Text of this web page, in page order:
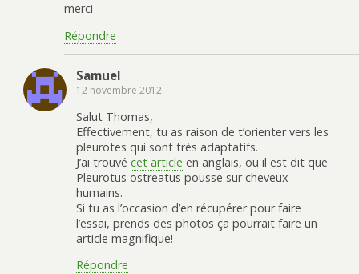
merci
Répondre
Samuel
12 novembre 2012
Salut Thomas,
Effectivement, tu as raison de t’orienter vers les
pleurotes qui sont très adaptatifs.
J’ai trouvé cet article en anglais, ou il est dit que
Pleurotus ostreatus pousse sur cheveux
humains.
Si tu as l’occasion d’en récupérer pour faire
l’essai, prends des photos ça pourrait faire un
article magnifique!
Répondre